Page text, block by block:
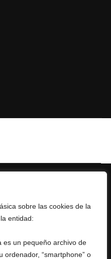
sobre las cookies de la
entidad:
es un pequeño archivo de
ordenador, “smartphone” o